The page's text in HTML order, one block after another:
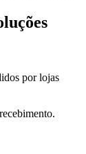
por lojas